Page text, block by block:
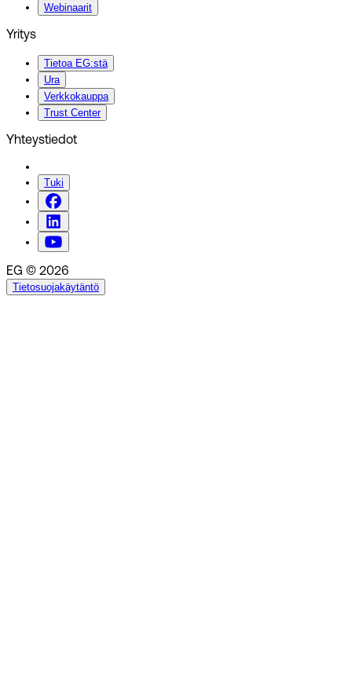
Webinaarit
Yritys
Tietoa EG:stä
Ura
Verkkokauppa
Trust Center
Yhteystiedot
Tuki
EG © 2026
Tietosuojakäytäntö